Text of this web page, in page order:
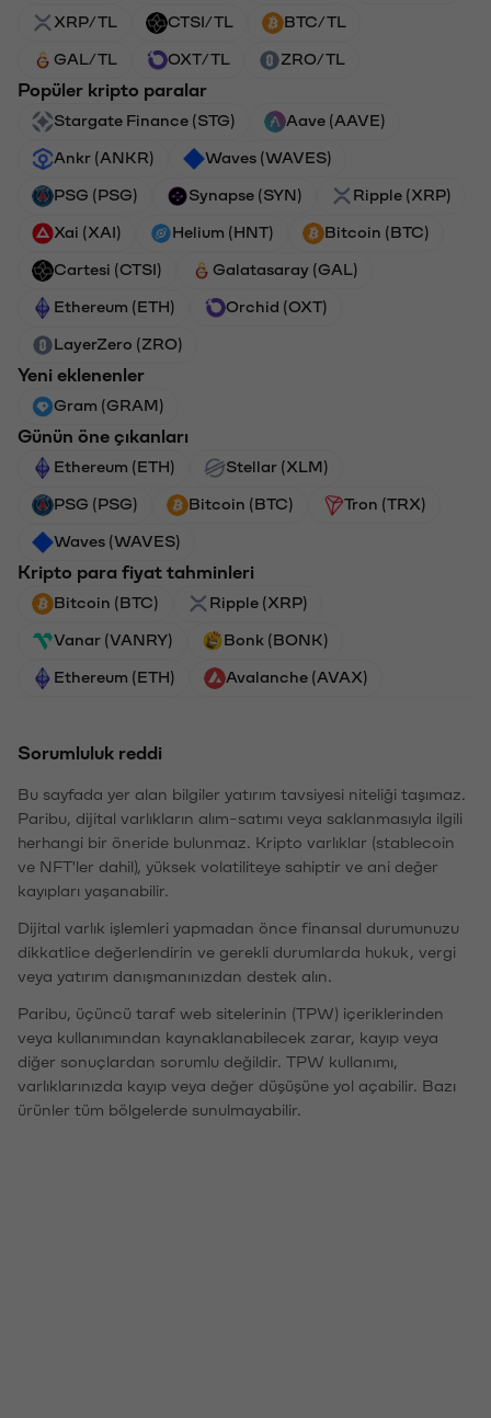
XRP/TL CTSI/TL BTC/TL
GAL/TL OXT/TL ZRO/TL
Popüler kripto paralar
Stargate Finance (STG) Aave (AAVE)
Ankr (ANKR) Waves (WAVES)
PSG (PSG) Synapse (SYN) Ripple (XRP)
Xai (XAI) Helium (HNT) Bitcoin (BTC)
Cartesi (CTSI) Galatasaray (GAL)
Ethereum (ETH) Orchid (OXT)
LayerZero (ZRO)
Yeni eklenenler
Gram (GRAM)
Günün öne çıkanları
Ethereum (ETH) Stellar (XLM)
PSG (PSG) Bitcoin (BTC) Tron (TRX)
Waves (WAVES)
Kripto para fiyat tahminleri
Bitcoin (BTC) Ripple (XRP)
Vanar (VANRY) Bonk (BONK)
Ethereum (ETH) Avalanche (AVAX)
Sorumluluk reddi
Bu sayfada yer alan bilgiler yatırım tavsiyesi niteliği taşımaz.
Paribu, dijital varlıkların alım-satımı veya saklanmasıyla ilgili
herhangi bir öneride bulunmaz. Kripto varlıklar (stablecoin
ve NFT'ler dahil), yüksek volatiliteye sahiptir ve ani değer
kayıpları yaşanabilir.
Dijital varlık işlemleri yapmadan önce finansal durumunuzu
dikkatlice değerlendirin ve gerekli durumlarda hukuk, vergi
veya yatırım danışmanınızdan destek alın.
Paribu, üçüncü taraf web sitelerinin (TPW) içeriklerinden
veya kullanımından kaynaklanabilecek zarar, kayıp veya
diğer sonuçlardan sorumlu değildir. TPW kullanımı,
varlıklarınızda kayıp veya değer düşüşüne yol açabilir. Bazı
ürünler tüm bölgelerde sunulmayabilir.